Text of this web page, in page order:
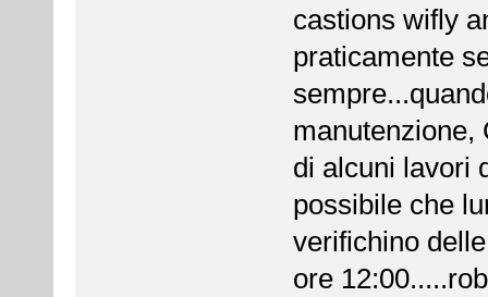
castions wifly
praticamente
manutenzione,
di alcuni lavori
possibile che
verifichino
ore